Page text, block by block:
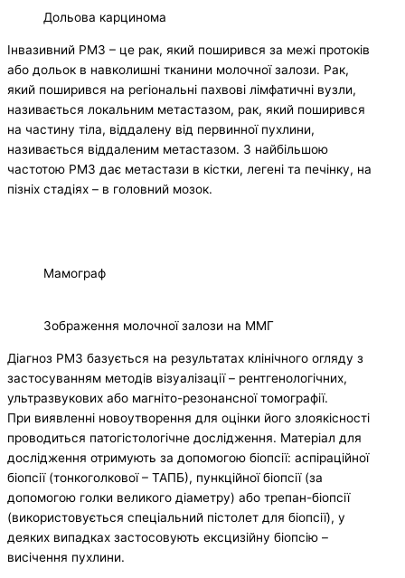
Дольова карцинома
Інвазивний РМЗ – це рак, який поширився за межі протоків
або дольок в навколишні тканини молочної залози. Рак,
який поширився на регіональні пахвові лімфатичні вузли,
називається локальним метастазом, рак, який поширився
на частину тіла, віддалену від первинної пухлини,
називається віддаленим метастазом. З найбільшою
частотою РМЗ дає метастази в кістки, легені та печінку, на
пізніх стадіях – в головний мозок.
Мамограф
Зображення молочної залози на ММГ
Діагноз РМЗ базується на результатах клінічного огляду з
застосуванням методів візуалізації – рентгенологічних,
ультразвукових або магніто-резонансної томографії.
При виявленні новоутворення для оцінки його злоякісності
проводиться патогістологічне дослідження. Матеріал для
дослідження отримують за допомогою біопсії: аспіраційної
біопсії (тонкоголкової – ТАПБ), пункційної біопсії (за
допомогою голки великого діаметру) або трепан-біопсії
(використовується спеціальний пістолет для біопсії), у
деяких випадках застосовують ексцизійну біопсію –
висічення пухлини.